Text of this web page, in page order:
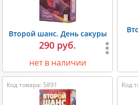
Второй шанс. День сакуры
290 руб.
нет в наличии
Код товара: 5891 Код